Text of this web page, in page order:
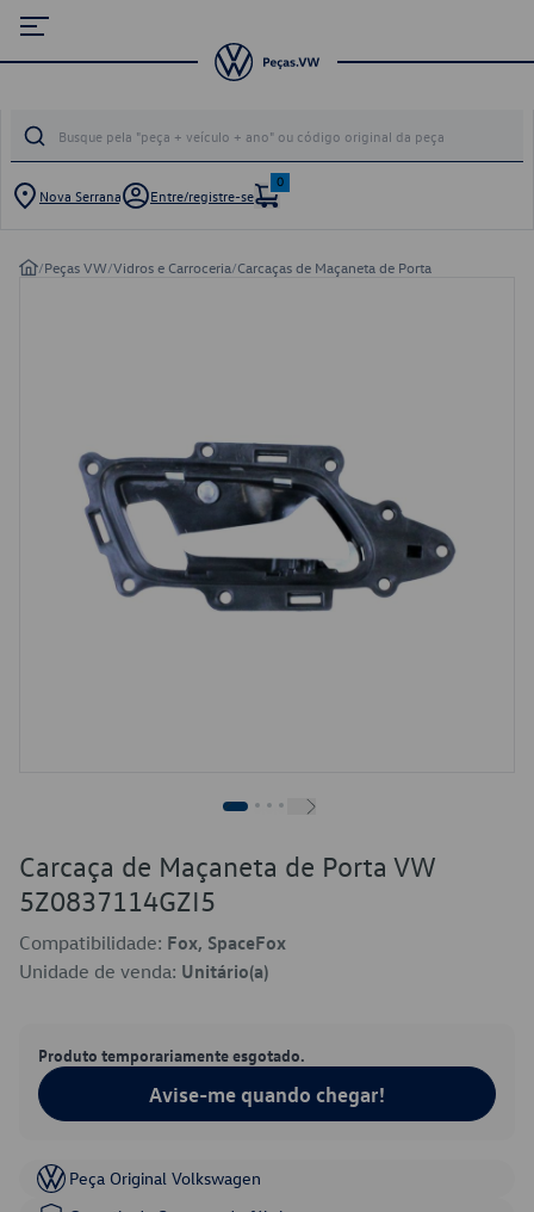
Nova Serrana Entre/registre-se
0
/Peças VW/Vidros e Carroceria/Carcaças de Maçaneta de Porta
Carcaça de Maçaneta de Porta VW
5Z0837114GZI5
Compatibilidade: Fox, SpaceFox
Unidade de venda: Unitário(a)
Produto temporariamente esgotado.
Avise-me quando chegar!
Peça Original Volkswagen